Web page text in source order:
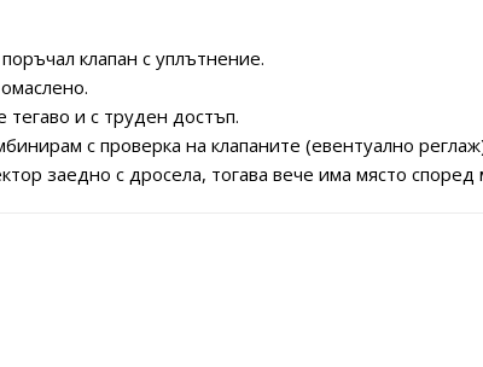
клапан с уплътнение.
тегаво и с труден достъп.
с проверка на клапаните (евентуално
заедно с дросела, тогава вече има място